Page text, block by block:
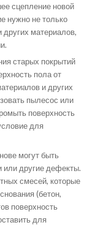
сцепление новой
нужно не только
других материалов,
старых покрытий
пола от
и других
пылесос или
поверхность
для
могут быть
другие дефекты.
смесей, которые
(бетон,
поверхность
для